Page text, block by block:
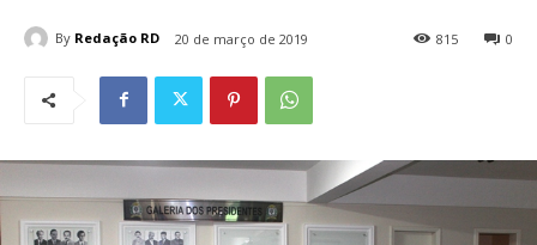
By Redação RD 20 de março de 2019 0
815